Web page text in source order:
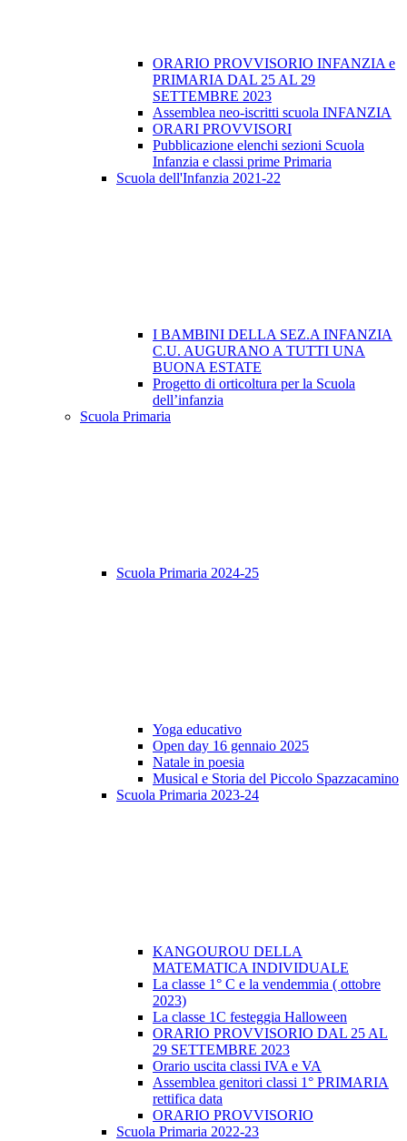
ORARIO PROVVISORIO INFANZIA e
PRIMARIA DAL 25 AL 29
SETTEMBRE 2023
Assemblea neo-iscritti scuola INFANZIA
ORARI PROVVISORI
Pubblicazione elenchi sezioni Scuola
Infanzia e classi prime Primaria
Scuola dell'Infanzia 2021-22
I BAMBINI DELLA SEZ.A INFANZIA
C.U. AUGURANO A TUTTI UNA
BUONA ESTATE
Progetto di orticoltura per la Scuola
dell’infanzia
Scuola Primaria
Scuola Primaria 2024-25
Yoga educativo
Open day 16 gennaio 2025
Natale in poesia
Musical e Storia del Piccolo Spazzacamino
Scuola Primaria 2023-24
KANGOUROU DELLA
MATEMATICA INDIVIDUALE
La classe 1° C e la vendemmia ( ottobre
2023)
La classe 1C festeggia Halloween
ORARIO PROVVISORIO DAL 25 AL
29 SETTEMBRE 2023
Orario uscita classi IVA e VA
Assemblea genitori classi 1° PRIMARIA
rettifica data
ORARIO PROVVISORIO
Scuola Primaria 2022-23